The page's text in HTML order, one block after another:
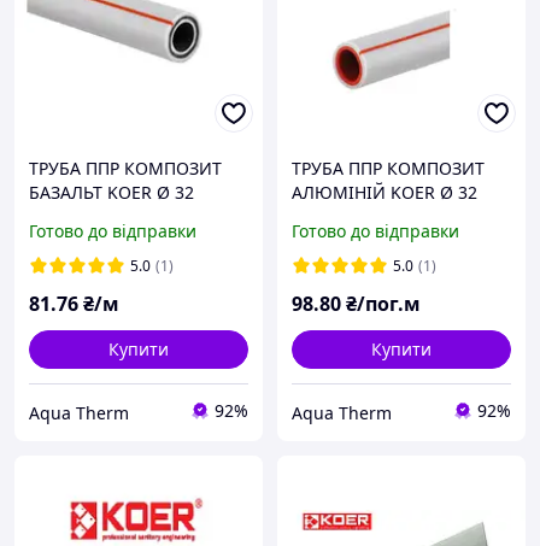
ТРУБА ППР КОМПОЗИТ
БАЗАЛЬТ KOER Ø 32
Готово до відправки
5.0 (1)
81.76₴/м
Купити
Aqua Therm 92%
ТРУБА ППР КОМПОЗИТ
АЛЮМІНІЙ KOER Ø 32
Готово до відправки
5.0 (1)
98.80₴/пог.м
Купити
Aqua Therm 92%